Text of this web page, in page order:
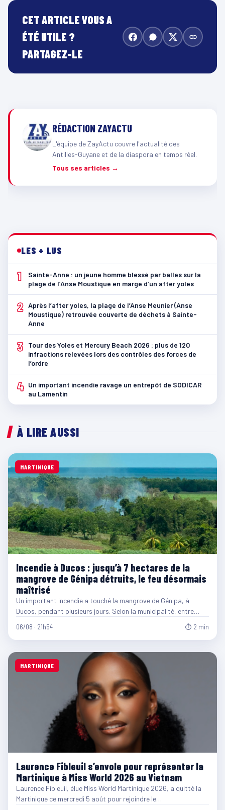
CET ARTICLE VOUS A
ÉTÉ UTILE ?
PARTAGEZ-LE
RÉDACTION ZAYACTU
L'équipe de ZayActu couvre l'actualité des
Antilles-Guyane et de la diaspora en temps réel.
Tous ses articles →
LES + LUS
1
Sainte-Anne : un jeune homme blessé par balles sur la
plage de l’Anse Moustique en marge d’un after yoles
2 Après l’after yoles, la plage de l’Anse Meunier (Anse
Moustique) retrouvée couverte de déchets à Sainte-
Anne
3
Tour des Yoles et Mercury Beach 2026 : plus de 120
infractions relevées lors des contrôles des forces de
l’ordre
4 Un important incendie ravage un entrepôt de SODICAR
au Lamentin
À LIRE AUSSI
MARTINIQUE
Incendie à Ducos : jusqu’à 7 hectares de la
mangrove de Génipa détruits, le feu désormais
maîtrisé
Un important incendie a touché la mangrove de Génipa, à
Ducos, pendant plusieurs jours. Selon la municipalité, entre…
06/08 · 21h54 ⏱ 2 min
MARTINIQUE
Laurence Fibleuil s’envole pour représenter la
Martinique à Miss World 2026 au Vietnam
Laurence Fibleuil, élue Miss World Martinique 2026, a quitté la
Martinique ce mercredi 5 août pour rejoindre le…